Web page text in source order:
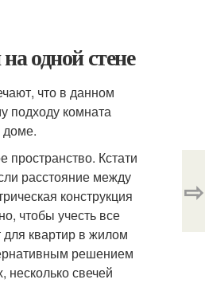
одной стене
что в данном
подходу комната
доме.
пространство. Кстати
расстояние между
конструкция
чтобы учесть все
квартир в жилом
решением
свечей
⇨